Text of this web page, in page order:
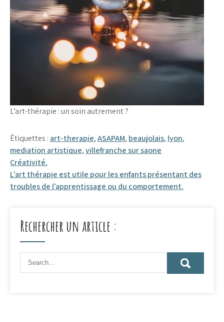
L’art-thérapie : un soin autrement ?
Étiquettes : art-therapie,ASAPAM, beaujolais, lyon,
mediation artistique,villefranche sur saone
Navigation
de
Créativité.
L’art thérapie est utile pour les enfants présentant des
troubles de l’apprentissage ou du comportement.
Rechercher un article :